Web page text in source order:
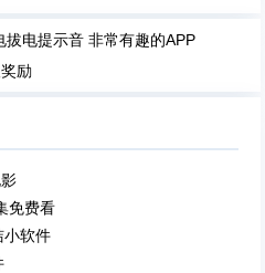
拔电提示音 非常有趣的APP
励
免费看
小软件